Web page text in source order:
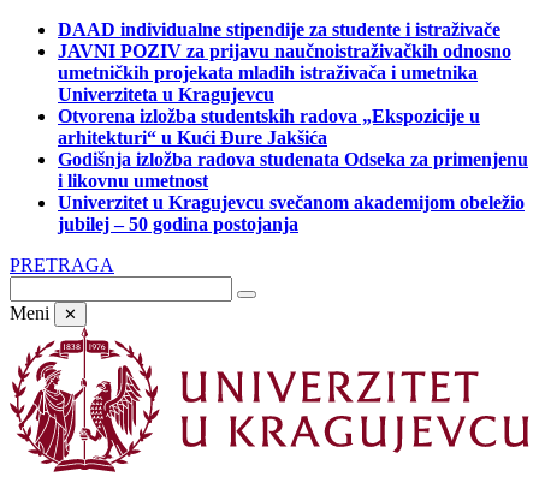
DAAD individualne stipendije za studente i istraživače
JAVNI POZIV za prijavu naučnoistraživačkih odnosno
umetničkih projekata mladih istraživača i umetnika
Univerziteta u Kragujevcu
Otvorena izložba studentskih radova „Ekspozicije u
arhitekturi“ u Kući Đure Jakšića
Godišnja izložba radova studenata Odseka za primenjenu
i likovnu umetnost
Univerzitet u Kragujevcu svečanom akademijom obeležio
jubilej – 50 godina postojanja
PRETRAGA
Meni ✕